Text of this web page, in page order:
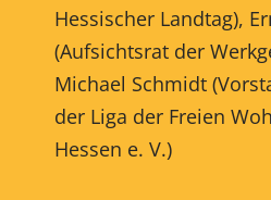
Hessischer Landtag),
(Aufsichtsrat der
Michael Schmidt
der Liga der Freien
Hessen e. V.)